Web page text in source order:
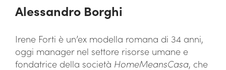
Alessandro Borghi
Irene Forti è un’ex modella romana di 34 anni,
oggi manager nel settore risorse umane e
fondatrice della società HomeMeansCasa, che